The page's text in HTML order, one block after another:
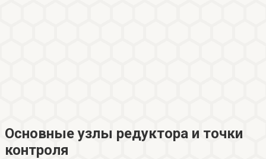
Основные узлы редуктора и точки
контроля